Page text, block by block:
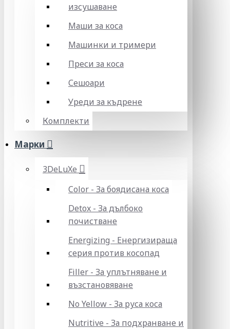
изсушаване
Маши за коса
Машинки и тримери
Преси за коса
Сешоари
Уреди за къдрене
Комплекти
Марки
3DeLuXe
Color - За боядисана коса
Detox - За дълбоко
почистване
Energizing - Енергизираща
серия против косопад
Filler - За уплътняване и
възстановяване
No Yellow - За руса коса
Nutritive - За подхранване и